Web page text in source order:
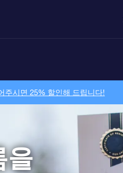
주시면 25% 할인해 드립니다!
을